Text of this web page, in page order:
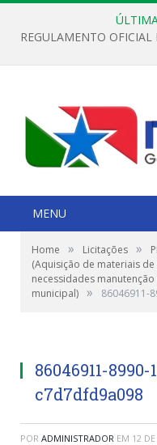
MENU
Home » Licitações »
(Aquisição de materiais
necessidades
municipal) » 86046911-
86046911-8990-
c7d7dfd9a098
POR ADMINISTRADOR EM 12